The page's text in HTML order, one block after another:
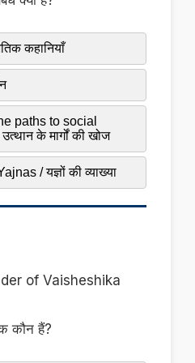
कहानियाँ
paths to social
के मार्गों की खोज
/ यज्ञों की व्याख्या
of Vaisheshika
कौन हैं?